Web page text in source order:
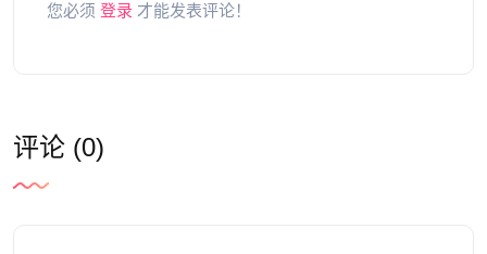
您必须 登录 才能发表评论！
评论 (0)